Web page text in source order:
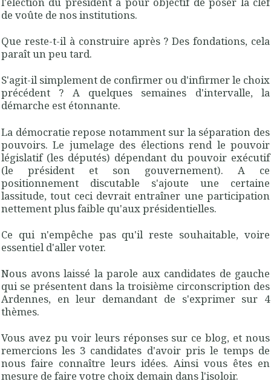
de voûte de nos institutions.
Que reste-t-il à construire après ? Des fondations, cela
paraît un peu tard.
S'agit-il simplement de confirmer ou d'infirmer le choix
précédent ? A quelques semaines d'intervalle, la
démarche est étonnante.
La démocratie repose notamment sur la séparation des
pouvoirs. Le jumelage des élections rend le pouvoir
législatif (les députés) dépendant du pouvoir exécutif
(le président et son gouvernement). A ce
positionnement discutable s'ajoute une certaine
lassitude, tout ceci devrait entraîner une participation
nettement plus faible qu'aux présidentielles.
Ce qui n'empêche pas qu'il reste souhaitable, voire
essentiel d'aller voter.
Nous avons laissé la parole aux candidates de gauche
qui se présentent dans la troisième circonscription des
Ardennes, en leur demandant de s'exprimer sur 4
thèmes.
Vous avez pu voir leurs réponses sur ce blog, et nous
remercions les 3 candidates d'avoir pris le temps de
nous faire connaître leurs idées. Ainsi vous êtes en
mesure de faire votre choix demain dans l'isoloir.